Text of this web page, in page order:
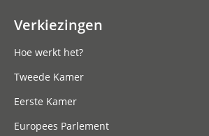
Verkiezingen
Hoe werkt het?
Tweede Kamer
Eerste Kamer
Europees Parlement